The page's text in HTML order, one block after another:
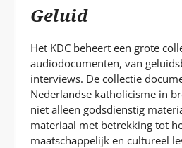
A
T
Geluid
Het KDC beheert een grote
audiodocumenten, van
interviews. De collectie
Nederlandse katholicisme in
niet alleen godsdienstig
materiaal met betrekking tot
maatschappelijk en cultureel